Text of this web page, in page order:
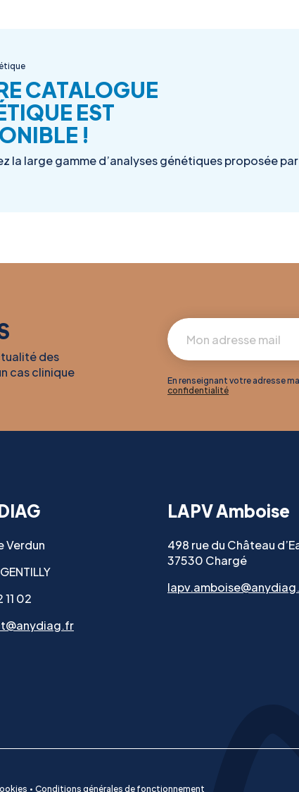
CATALOGUE
EST
!
la large gamme d’analyses génétiques proposée par
des
cas clinique
En renseignant votre adresse
confidentialité
Verdun
11 02
LAPV Amboise
498 rue du Château
37530 Chargé
Conditions générales de fonctionnement